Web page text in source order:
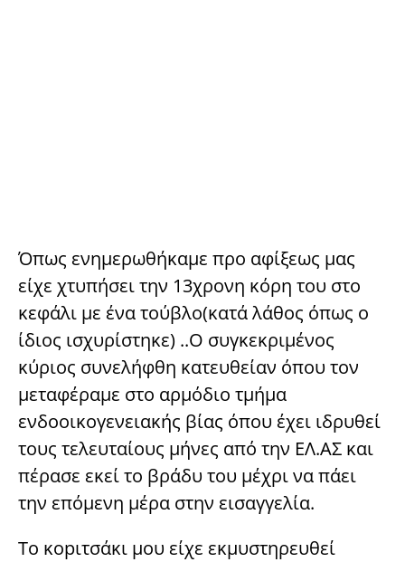
Όπως ενημερωθήκαμε προ αφίξεως μας
είχε χτυπήσει την 13χρονη κόρη του στο
κεφάλι με ένα τούβλο(κατά λάθος όπως ο
ίδιος ισχυρίστηκε) ..Ο συγκεκριμένος
κύριος συνελήφθη κατευθείαν όπου τον
μεταφέραμε στο αρμόδιο τμήμα
ενδοοικογενειακής βίας όπου έχει ιδρυθεί
τους τελευταίους μήνες από την ΕΛ.ΑΣ και
πέρασε εκεί το βράδυ του μέχρι να πάει
την επόμενη μέρα στην εισαγγελία.
Το κopιτσάκι μου είχε εκμυστηρευθεί